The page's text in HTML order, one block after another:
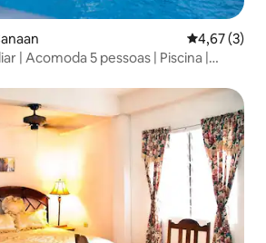
4,67 de
4,67 (3)
| Acomoda 5 pessoas | Piscina |